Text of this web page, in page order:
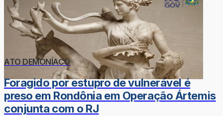
ATO DEMONÍACO
Foragido por estupro de vulnerável é
preso em Rondônia em Operação Ártemis
conjunta com o RJ